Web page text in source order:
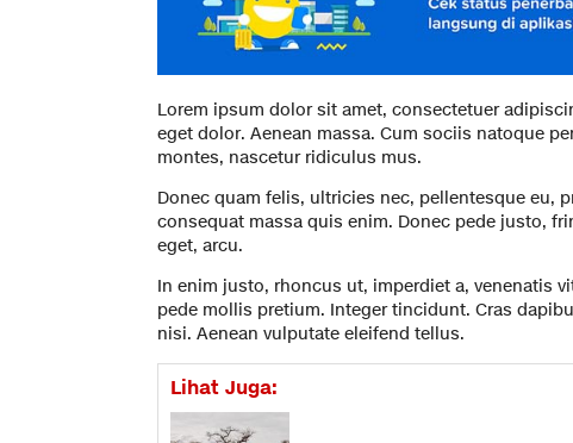
Lorem ipsum dolor sit amet, consectetuer
eget dolor. Aenean massa. Cum sociis natoque
montes, nascetur ridiculus mus.
Donec quam felis, ultricies nec, pellentesque eu,
consequat massa quis enim. Donec pede justo,
eget, arcu.
In enim justo, rhoncus ut, imperdiet a, venenatis
pede mollis pretium. Integer tincidunt. Cras
nisi. Aenean vulputate eleifend tellus.
Lihat Juga: